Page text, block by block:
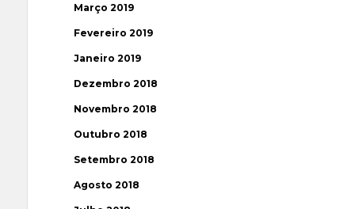
Março 2019
Fevereiro 2019
Janeiro 2019
Dezembro 2018
Novembro 2018
Outubro 2018
Setembro 2018
Agosto 2018